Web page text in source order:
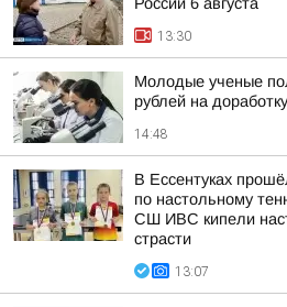
13:30
Молодые ученые
рублей на
14:48
В Ессентуках
по настольному
СШ ИВС кипели
страсти
13:07